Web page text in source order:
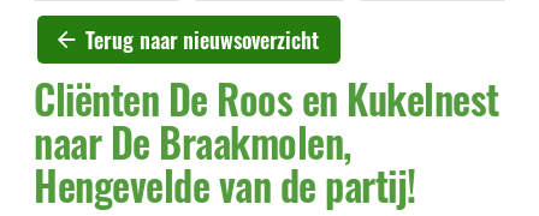
Terug naar nieuwsoverzicht
Cliënten De Roos en Kukelnest
naar De Braakmolen,
Hengevelde van de partij!